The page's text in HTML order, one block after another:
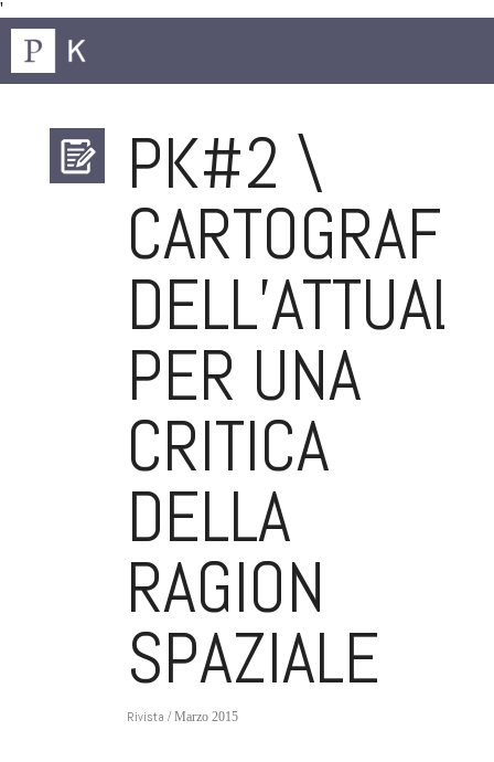
'
PK#2 \
CARTOGRAFIE
PER UNA
CRITICA
DELLA
RAGION
SPAZIALE
Rivista / Marzo 2015